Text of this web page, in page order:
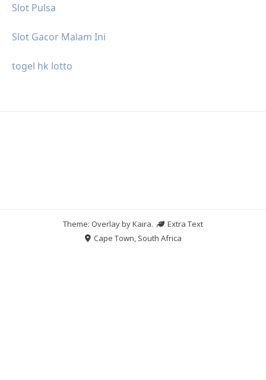
Slot Pulsa
Slot Gacor Malam Ini
togel hk lotto
Theme: Overlay byKaira.
Extra Text
Cape Town, South Africa